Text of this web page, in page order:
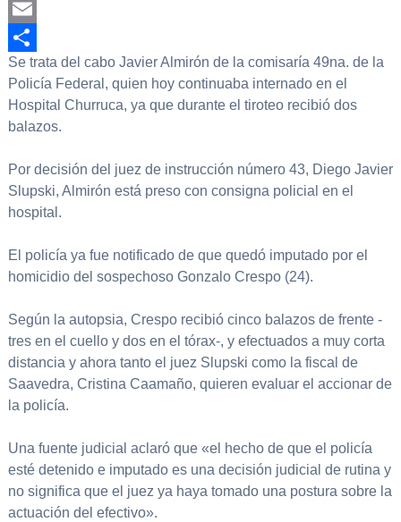
Twitter
Email
Compartir
Se trata del cabo Javier Almirón de la comisaría 49na. de la
Policía Federal, quien hoy continuaba internado en el
Hospital Churruca, ya que durante el tiroteo recibió dos
balazos.
Por decisión del juez de instrucción número 43, Diego Javier
Slupski, Almirón está preso con consigna policial en el
hospital.
El policía ya fue notificado de que quedó imputado por el
homicidio del sospechoso Gonzalo Crespo (24).
Según la autopsia, Crespo recibió cinco balazos de frente -
tres en el cuello y dos en el tórax-, y efectuados a muy corta
distancia y ahora tanto el juez Slupski como la fiscal de
Saavedra, Cristina Caamaño, quieren evaluar el accionar de
la policía.
Una fuente judicial aclaró que «el hecho de que el policía
esté detenido e imputado es una decisión judicial de rutina y
no significa que el juez ya haya tomado una postura sobre la
actuación del efectivo».